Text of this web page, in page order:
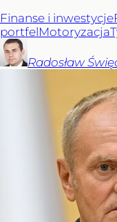
Finanse i inwestycje
portfelMotoryzacja
Radosław